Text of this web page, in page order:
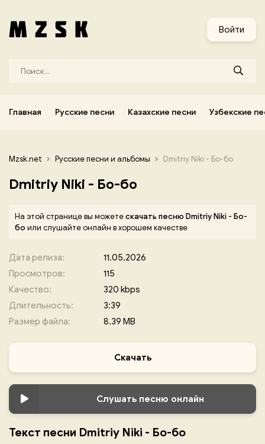
Войти
Главная Русские песни Казахские песни Узбекские
Mzsk.net Русские песни и альбомы Dmitriy Niki - Бо-бо
Dmitriy Niki - Бо-бо
На этой странице вы можетескачать песню Dmitriy Niki - Бо-
бо или слушайте онлайн в хорошем качестве
Дата релиза:
11.05.2026
Просмотров:
115
Качество:
320 kbps
Длительность:
3:39
Размер файла:
8.39 MB
Скачать
Слушать песню онлайн
Текст песни Dmitriy Niki - Бо-бо
Узбекские песни Корейские песни